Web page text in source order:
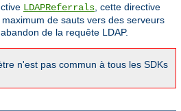
LDAPReferrals , cette directive
de sauts vers des serveurs
de la requête LDAP.
n'est pas commun à tous les SDKs